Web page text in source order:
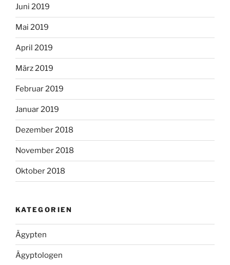
Juni 2019
Mai 2019
April 2019
März 2019
Februar 2019
Januar 2019
Dezember 2018
November 2018
Oktober 2018
KATEGORIEN
Ägypten
Ägyptologen